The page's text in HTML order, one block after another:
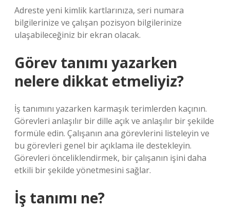
Adreste yeni kimlik kartlarınıza, seri numara
bilgilerinize ve çalışan pozisyon bilgilerinize
ulaşabileceğiniz bir ekran olacak.
Görev tanımı yazarken
nelere dikkat etmeliyiz?
İş tanımını yazarken karmaşık terimlerden kaçının.
Görevleri anlaşılır bir dille açık ve anlaşılır bir şekilde
formüle edin. Çalışanın ana görevlerini listeleyin ve
bu görevleri genel bir açıklama ile destekleyin.
Görevleri önceliklendirmek, bir çalışanın işini daha
etkili bir şekilde yönetmesini sağlar.
İş tanımı ne?